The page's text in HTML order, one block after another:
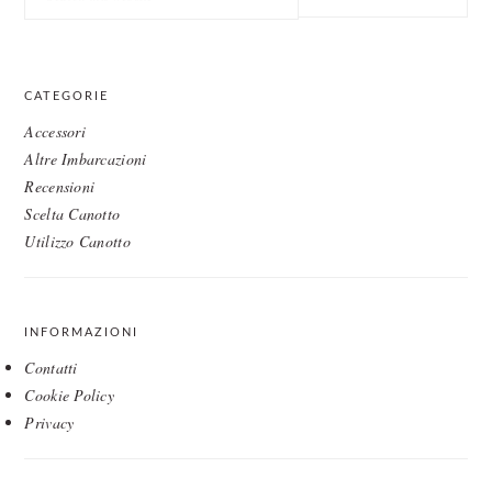
CATEGORIE
Accessori
Altre Imbarcazioni
Recensioni
Scelta Canotto
Utilizzo Canotto
INFORMAZIONI
Contatti
Cookie Policy
Privacy